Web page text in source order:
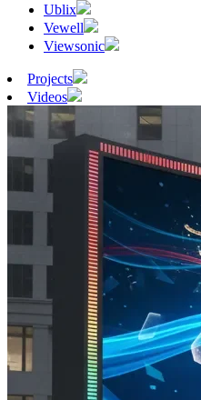
Ublix
Vewell
Viewsonic
Projects
Videos